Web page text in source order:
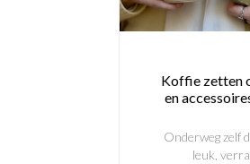
Koffie zetten
en
Onderweg zelf
leuk,